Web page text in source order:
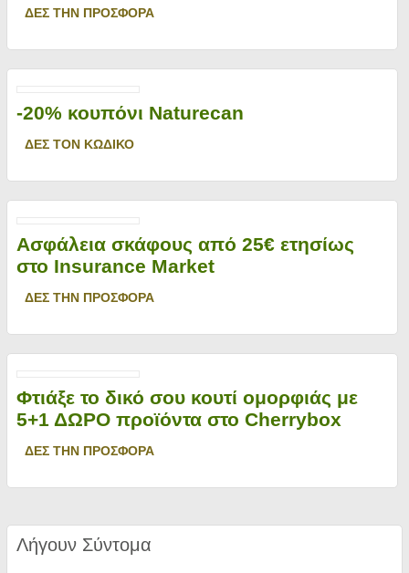
ΔΕΣ ΤΗΝ ΠΡΟΣΦΟΡΑ
-20% κουπόνι Naturecan
ΔΕΣ ΤΟΝ ΚΩΔΙΚΟ
Ασφάλεια σκάφους από 25€ ετησίως
στο Insurance Market
ΔΕΣ ΤΗΝ ΠΡΟΣΦΟΡΑ
Φτιάξε το δικό σου κουτί ομορφιάς με
5+1 ΔΩΡΟ προϊόντα στο Cherrybox
ΔΕΣ ΤΗΝ ΠΡΟΣΦΟΡΑ
Λήγουν Σύντομα